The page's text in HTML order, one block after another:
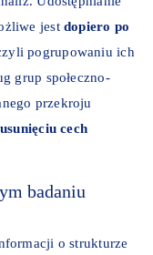
jestdopiero po
pogrupowaniu ich
grup społeczno-
przekroju
cech
badaniu
o strukturze